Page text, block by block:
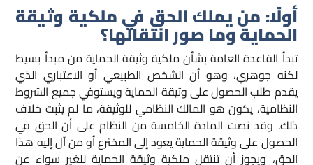
أولًا: من يملك الحق في ملكية وثيقة
الحماية وما صور انتقالها؟
تبدأ القاعدة العامة بشأن ملكية وثيقة الحماية من مبدأ بسيط
لكنه جوهري، وهو أن الشخص الطبيعي أو الاعتباري الذي
يقدم طلب الحصول على وثيقة الحماية ويستوفي جميع الشروط
النظامية، يكون هو المالك النظامي للوثيقة، ما لم يثبت خلاف
ذلك. وقد نصت المادة الخامسة من النظام على أن الحق في
الحصول على وثيقة الحماية يعود إلى المخترع أو من آل إليه هذا
الحق، ويجوز أن تنتقل ملكية وثيقة الحماية للغير سواء عن